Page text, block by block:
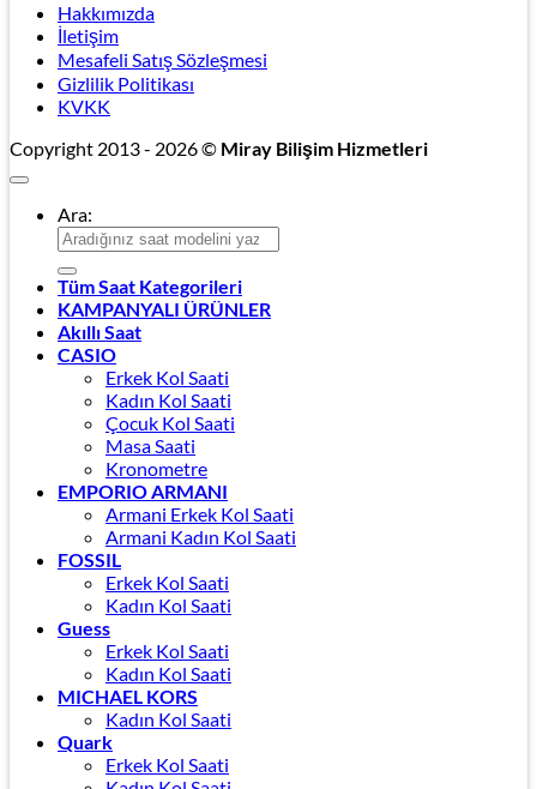
Hakkımızda
İletişim
Mesafeli Satış Sözleşmesi
Gizlilik Politikası
KVKK
Copyright 2013 - 2026 © Miray Bilişim Hizmetleri
Ara:
Tüm Saat Kategorileri
KAMPANYALI ÜRÜNLER
Akıllı Saat
CASIO
Erkek Kol Saati
Kadın Kol Saati
Çocuk Kol Saati
Masa Saati
Kronometre
EMPORIO ARMANI
Armani Erkek Kol Saati
Armani Kadın Kol Saati
FOSSIL
Erkek Kol Saati
Kadın Kol Saati
Guess
Erkek Kol Saati
Kadın Kol Saati
MICHAEL KORS
Kadın Kol Saati
Quark
Erkek Kol Saati